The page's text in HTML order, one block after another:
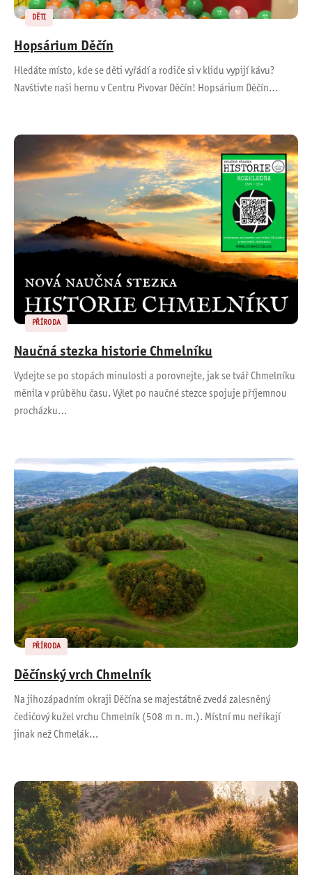
DĚTI
Hopsárium Děčín
Hledáte místo, kde se děti vyřádí a rodiče si v klidu vypijí kávu?
Navštivte naši hernu v Centru Pivovar Děčín! Hopsárium Děčín…
PŘÍRODA
Naučná stezka historie Chmelníku
Vydejte se po stopách minulosti a porovnejte, jak se tvář Chmelníku
měnila v průběhu času. Výlet po naučné stezce spojuje příjemnou
procházku…
PŘÍRODA
Děčínský vrch Chmelník
Na jihozápadním okraji Děčína se majestátně zvedá zalesněný
čedičový kužel vrchu Chmelník (508 m n. m.). Místní mu neříkají
jinak než Chmelák…